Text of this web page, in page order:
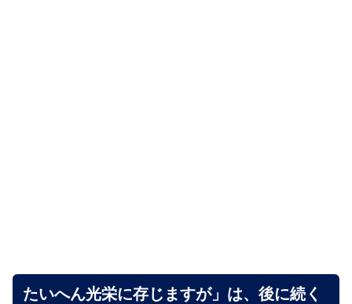
たいへん光栄に存じますが」は、後に続く